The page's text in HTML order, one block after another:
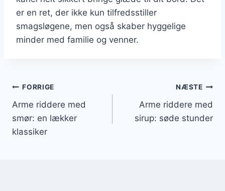
er en ret, der ikke kun tilfredsstiller
smagsløgene, men også skaber hyggelige
minder med familie og venner.
Indlægsnavigation
FORRIGE
Arme riddere med
smør: en lækker
klassiker
NÆSTE
Arme riddere med
sirup: søde stunder